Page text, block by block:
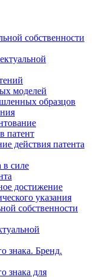
собственности
моделей
образцов
патент
действия патента
в силе
достижение
указания
собственности
знака. Бренд.
знака для